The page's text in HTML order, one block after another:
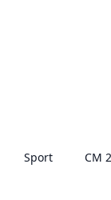
Sport CM